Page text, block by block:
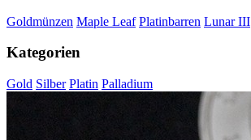
Goldmünzen Maple Leaf Platinbarren Lunar III
Kategorien
Gold Silber Platin Palladium